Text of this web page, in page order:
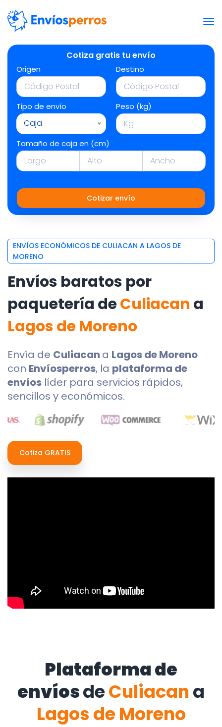
Cotiza gratis tu envío
Origen Destino
Tipo de envío
Caja
Peso (kg)
Tamaño de caja en (cm)
Cotizar envío
ENVÍOS ECONÓMICOS DE CULIACAN A LAGOS DE
MORENO
Envíos baratos por
paquetería deCuliacan a
Lagos de Moreno
Envía de Culiacan a Lagos de Moreno
con Envíosperros, la plataforma de
envíos líder para servicios rápidos,
sencillos y económicos.
Cotiza GRATIS
Plataforma de
envíosdeCuliacan a
Lagos de Moreno